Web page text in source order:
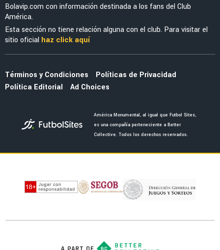
¡Indignante! La cobarde agresión al América
que manchó el Clásico
NOTICIAS
Martín ante Pumas debió repetirse